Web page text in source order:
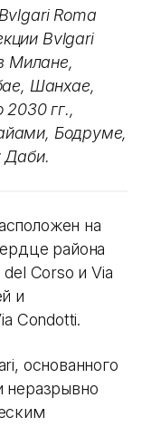
Roma
Bvlgari
Милане,
Шанхае,
гг.,
Бодруме,
Даби.
на
района
Corso и Via
и
Condotti.
основанного
неразрывно